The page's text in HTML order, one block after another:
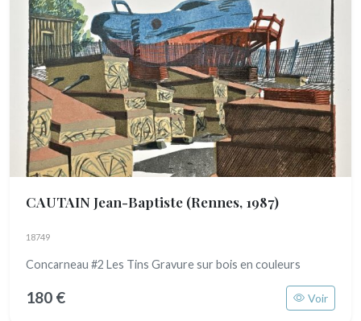
CAUTAIN Jean-Baptiste (Rennes, 1987)
18749
Concarneau #2 Les Tins Gravure sur bois en couleurs
180 € Voir